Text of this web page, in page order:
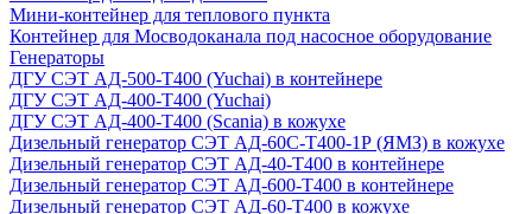
Мини-контейнер для теплового пункта
Контейнер для Мосводоканала под насосное оборудование
Генераторы
ДГУ СЭТ АД-500-Т400 (Yuchai) в контейнере
ДГУ СЭТ АД-400-Т400 (Yuchai)
ДГУ СЭТ АД-400-Т400 (Scania) в кожухе
Дизельный генератор СЭТ АД-60С-Т400-1Р (ЯМЗ) в кожухе
Дизельный генератор СЭТ АД-40-Т400 в контейнере
Дизельный генератор СЭТ АД-600-Т400 в контейнере
Дизельный генератор СЭТ АД-60-Т400 в кожухе